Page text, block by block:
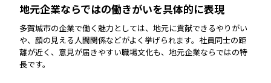
地元企業ならではの働きがいを具体的に表現
多賀城市の企業で働く魅力としては、地元に貢献できるやりがい
や、顔の見える人間関係などがよく挙げられます。社員同士の距
離が近く、意見が届きやすい職場文化も、地元企業ならではの特
長です。